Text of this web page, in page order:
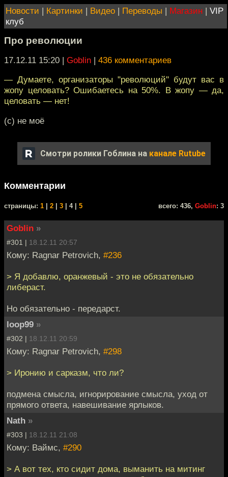
Новости | Картинки | Видео | Переводы | Магазин | VIP
клуб
Про революции
17.12.11 15:20 | Goblin | 436 комментариев
— Думаете, организаторы "революций" будут вас в
жопу целовать? Ошибаетесь на 50%. В жопу — да,
целовать — нет!
(c) не моё
Смотри ролики Гоблина на канале Rutube
Комментарии
cтраницы: 1 2 3 | 4 | 5 всего: 436, Goblin: 3
Goblin »
#301 | 18.12.11 20:57
Кому: Ragnar Petrovich, #236
> Я добавлю, оранжевый - это не обязательно
либераст.
Но обязательно - передарст.
loop99 »
#302 | 18.12.11 20:59
Кому: Ragnar Petrovich, #298
> Иронию и сарказм, что ли?
подмена смысла, игнорирование смысла, уход от
прямого ответа, навешивание ярлыков.
Nath »
#303 | 18.12.11 21:08
Кому: Ваймс, #290
> А вот тех, кто сидит дома, выманить на митинг